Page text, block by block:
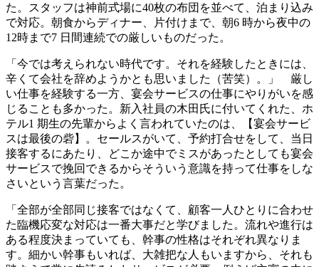
た。スタッフは神前式場に40枚の布団を並べて、泊まり込み
で対応。朝食からディナー、片付けまで、朝6 時から夜中の
12時まで7 日間連続での厳しいものだった。
「今では考えられない時代です。それを経験したときには、
辛くて会社を辞めようかとも思いました（苦笑）。」 厳し
い仕事を経験する一方、宴会サービスの仕事にやりがいを感
じることも多かった。新入社員の木田氏に付いてくれた、ホ
テル1 期生の先輩からよく言われていたのは、【宴会サービ
スは最後の砦】。セールスがいて、予約打合せをして、当日
接客するにあたり、どこか途中でミスがあったとしても宴会
サービスで挽回できるからそういう意識を持って仕事をしな
さいという言葉だった。
「全部が全部同じ接客ではなくて、顧客一人ひとりに合わせ
た臨機応変な対応は一番大事だと学びました。流れや進行は
ある程度決まっていても、幹事の性格はそれぞれ異なりま
す。細かい幹事もいれば、大雑把な人もいますから、それも